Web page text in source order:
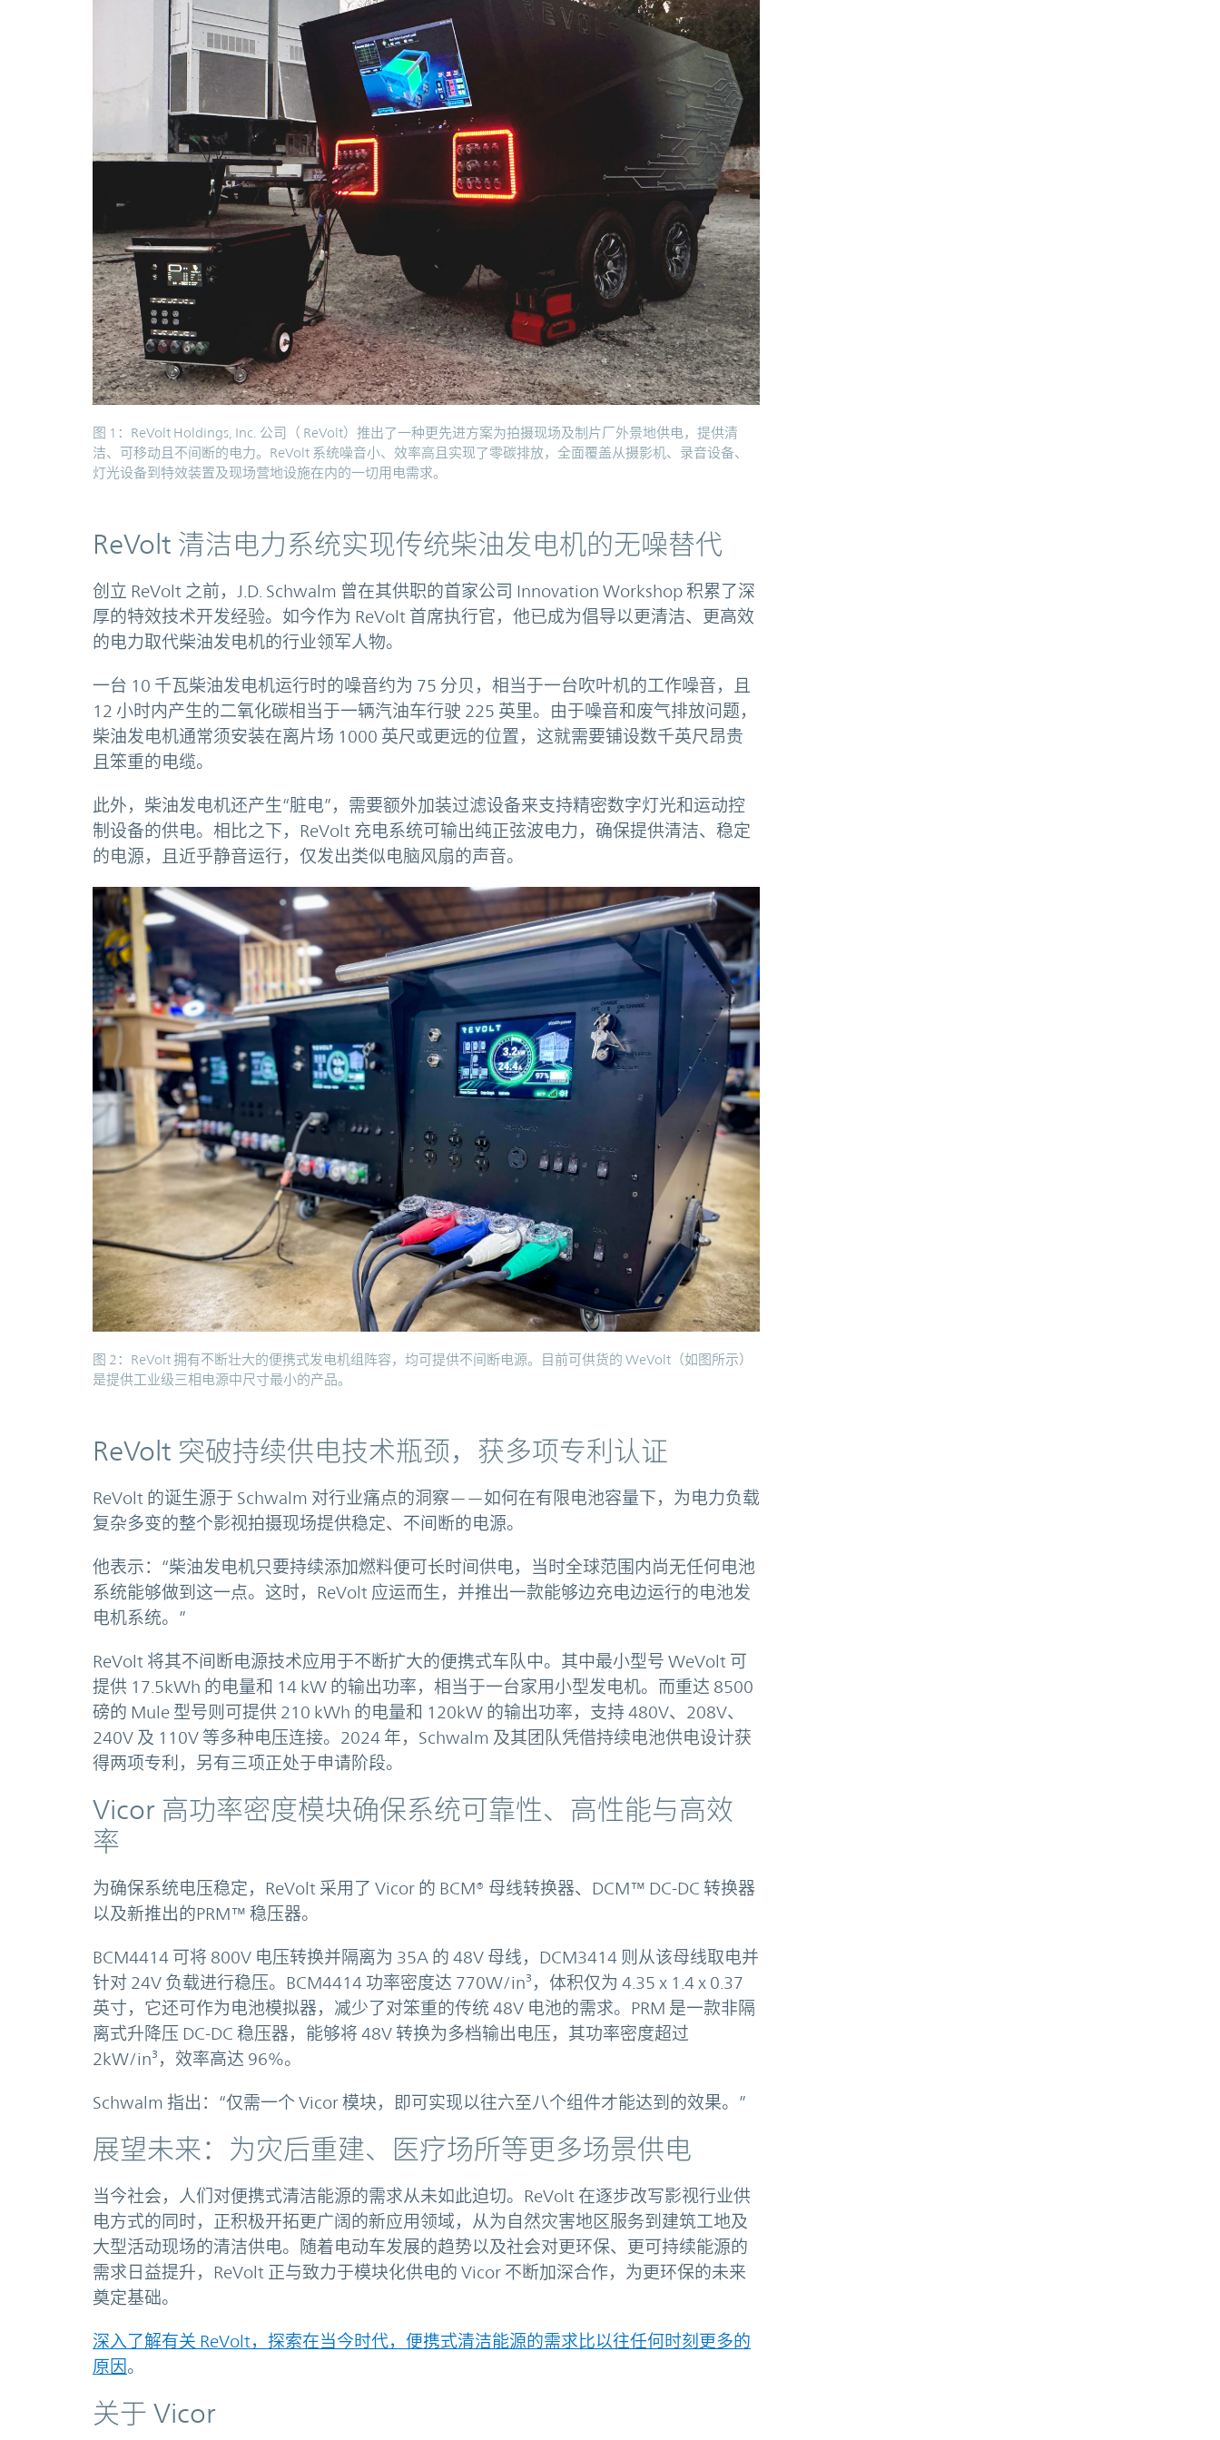
图 1：ReVolt Holdings, Inc. 公司（ ReVolt）推出了一种更先进方案为拍摄现场及制片厂外景地供电，提供清
洁、可移动且不间断的电力。ReVolt 系统噪音小、效率高且实现了零碳排放，全面覆盖从摄影机、录音设备、
灯光设备到特效装置及现场营地设施在内的一切用电需求。
ReVolt 清洁电力系统实现传统柴油发电机的无噪替代
创立 ReVolt 之前，J.D. Schwalm 曾在其供职的首家公司 Innovation Workshop 积累了深
厚的特效技术开发经验。如今作为 ReVolt 首席执行官，他已成为倡导以更清洁、更高效
的电力取代柴油发电机的行业领军人物。
一台 10 千瓦柴油发电机运行时的噪音约为 75 分贝，相当于一台吹叶机的工作噪音，且
12 小时内产生的二氧化碳相当于一辆汽油车行驶 225 英里。由于噪音和废气排放问题，
柴油发电机通常须安装在离片场 1000 英尺或更远的位置，这就需要铺设数千英尺昂贵
且笨重的电缆。
此外，柴油发电机还产生“脏电”，需要额外加装过滤设备来支持精密数字灯光和运动控
制设备的供电。相比之下，ReVolt 充电系统可输出纯正弦波电力，确保提供清洁、稳定
的电源，且近乎静音运行，仅发出类似电脑风扇的声音。
图 2：ReVolt 拥有不断壮大的便携式发电机组阵容，均可提供不间断电源。目前可供货的 WeVolt（如图所示）
是提供工业级三相电源中尺寸最小的产品。
ReVolt 突破持续供电技术瓶颈，获多项专利认证
ReVolt 的诞生源于 Schwalm 对行业痛点的洞察——如何在有限电池容量下，为电力负载
复杂多变的整个影视拍摄现场提供稳定、不间断的电源。
他表示：“柴油发电机只要持续添加燃料便可长时间供电，当时全球范围内尚无任何电池
系统能够做到这一点。这时，ReVolt 应运而生，并推出一款能够边充电边运行的电池发
电机系统。”
ReVolt 将其不间断电源技术应用于不断扩大的便携式车队中。其中最小型号 WeVolt 可
提供 17.5kWh 的电量和 14 kW 的输出功率，相当于一台家用小型发电机。而重达 8500
磅的 Mule 型号则可提供 210 kWh 的电量和 120kW 的输出功率，支持 480V、208V、
240V 及 110V 等多种电压连接。2024 年，Schwalm 及其团队凭借持续电池供电设计获
得两项专利，另有三项正处于申请阶段。
Vicor 高功率密度模块确保系统可靠性、高性能与高效
率
为确保系统电压稳定，ReVolt 采用了 Vicor 的 BCM® 母线转换器、DCM™ DC-DC 转换器
以及新推出的PRM™ 稳压器。
BCM4414 可将 800V 电压转换并隔离为 35A 的 48V 母线，DCM3414 则从该母线取电并
针对 24V 负载进行稳压。BCM4414 功率密度达 770W/in³，体积仅为 4.35 x 1.4 x 0.37
英寸，它还可作为电池模拟器，减少了对笨重的传统 48V 电池的需求。PRM 是一款非隔
离式升降压 DC-DC 稳压器，能够将 48V 转换为多档输出电压，其功率密度超过
2kW/in³，效率高达 96%。
Schwalm 指出：“仅需一个 Vicor 模块，即可实现以往六至八个组件才能达到的效果。”
展望未来：为灾后重建、医疗场所等更多场景供电
当今社会，人们对便携式清洁能源的需求从未如此迫切。ReVolt 在逐步改写影视行业供
电方式的同时，正积极开拓更广阔的新应用领域，从为自然灾害地区服务到建筑工地及
大型活动现场的清洁供电。随着电动车发展的趋势以及社会对更环保、更可持续能源的
需求日益提升，ReVolt 正与致力于模块化供电的 Vicor 不断加深合作，为更环保的未来
奠定基础。
深入了解有关 ReVolt，探索在当今时代，便携式清洁能源的需求比以往任何时刻更多的
原因。
关于 Vicor